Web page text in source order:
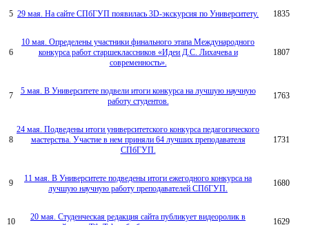
5 29 мая. На сайте СПбГУП появилась 3D-экскурсия по Университету. 1835
6
10 мая. Определены участники финального этапа Международного
конкурса работ старшеклассников «Идеи Д.С. Лихачева и
современность».
1807
7
5 мая. В Университете подвели итоги конкурса на лучшую научную
работу студентов.
1763
8
24 мая. Подведены итоги университетского конкурса педагогического
мастерства. Участие в нем приняли 64 лучших преподавателя
СПбГУП.
1731
9
11 мая. В Университете подведены итоги ежегодного конкурса на
лучшую научную работу преподавателей СПбГУП.
1680
10
20 мая. Студенческая редакция сайта публикует видеоролик в
1629